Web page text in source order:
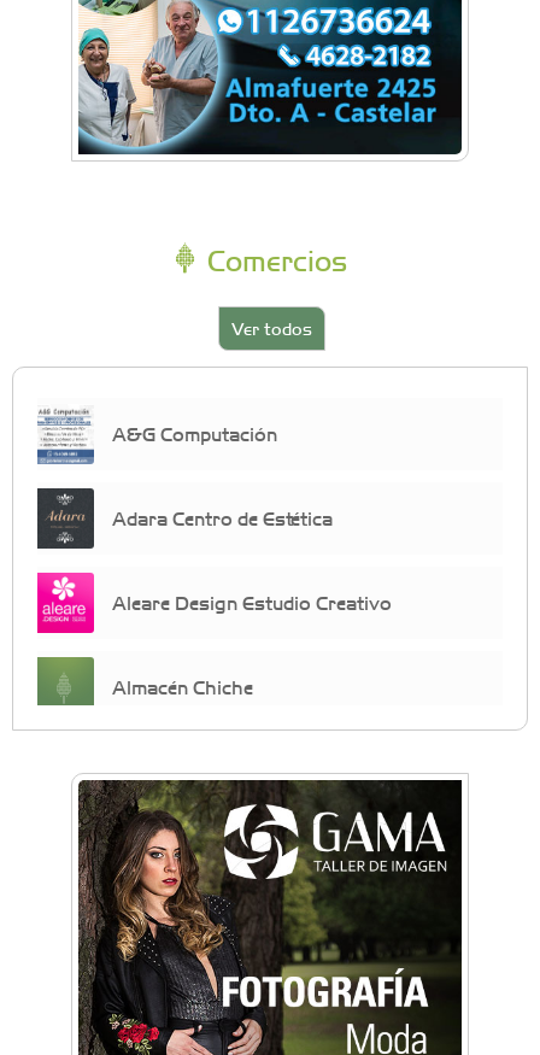
Comercios
Ver todos
A&G Computación
Adara Centro de Estética
Aleare Design Estudio Creativo
Almacén Chiche
crecimiento personal
Arq. Horacio Alejandro Sánchez
Artística ApasionArte
Artística Catalina